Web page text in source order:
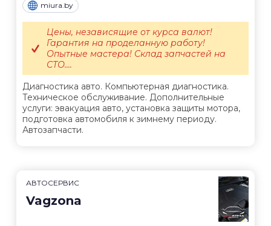
miura.by
Диагностика авто. Компьютерная диагностика.
Техническое обслуживание. Дополнительные
услуги: эвакуация авто, установка защиты мотора,
подготовка автомобиля к зимнему периоду.
Автозапчасти.
Цены, независящие от курса валют!
Гарантия на проделанную работу!
Опытные мастера! Склад запчастей на
СТО....
АВТОСЕРВИС
Vagzona